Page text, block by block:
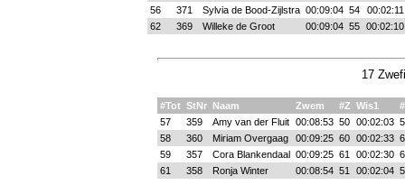
56
371 Sylvia de Bood-Zijlstra 00:09:04 54
00:02:11
62
369 Willeke de Groot 00:09:04 55 00:02:10
17
#Tot StNr Naam Zwem #Z Wis1
57
359 Amy van der Fluit 00:08:53 50 00:02:03
58
360 Miriam Overgaag 00:09:25 60 00:02:33
59
357 Cora Blankendaal 00:09:25 61 00:02:30
61
358 Ronja Winter 00:08:54 51 00:02:04